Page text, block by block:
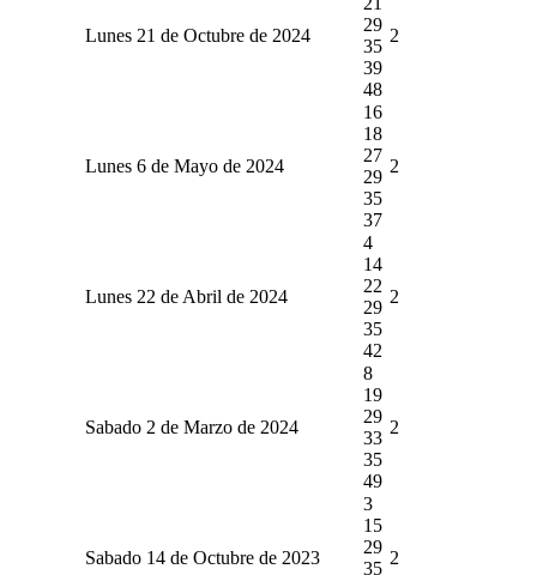
Lunes 21 de Octubre de 2024
29
35
39
48
2
Lunes 6 de Mayo de 2024
16
18
27
29
35
37
2
Lunes 22 de Abril de 2024
4
14
22
29
35
42
2
Sabado 2 de Marzo de 2024
8
19
29
33
35
49
2
Sabado 14 de Octubre de 2023
3
15
29
35
2